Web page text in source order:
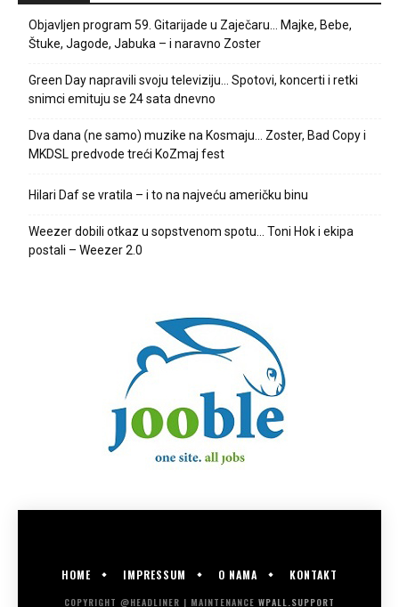
Objavljen program 59. Gitarijade u Zaječaru… Majke, Bebe,
Štuke, Jagode, Jabuka – i naravno Zoster
Green Day napravili svoju televiziju… Spotovi, koncerti i retki
snimci emituju se 24 sata dnevno
Dva dana (ne samo) muzike na Kosmaju… Zoster, Bad Copy i
MKDSL predvode treći KoZmaj fest
Hilari Daf se vratila – i to na najveću američku binu
Weezer dobili otkaz u sopstvenom spotu… Toni Hok i ekipa
postali – Weezer 2.0
HOME IMPRESSUM O NAMA KONTAKT
COPYRIGHT @HEADLINER | MAINTENANCE WPALL.SUPPORT